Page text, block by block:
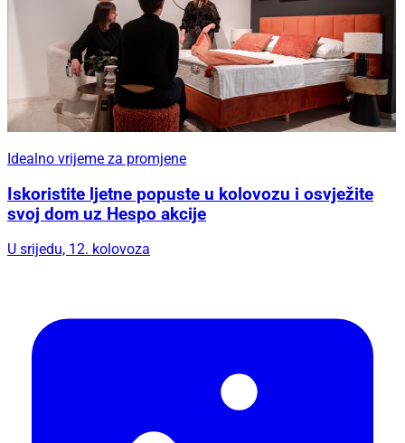
Idealno vrijeme za promjene
Iskoristite ljetne popuste u kolovozu i osvježite
svoj dom uz Hespo akcije
U srijedu, 12. kolovoza